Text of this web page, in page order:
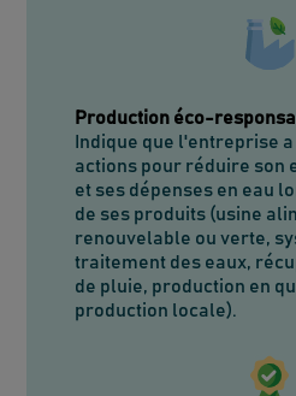
Production éco-
Indique que l'entreprise
actions pour réduire son
et ses dépenses en eau
de ses produits (usine
renouvelable ou verte,
traitement des eaux,
de pluie, production en
production locale).